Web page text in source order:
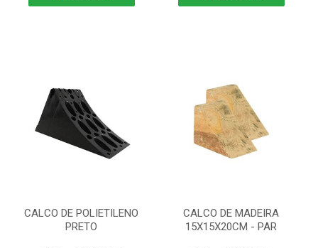
CALCO DE POLIETILENO
PRETO
CALCO DE MADEIRA
15X15X20CM - PAR